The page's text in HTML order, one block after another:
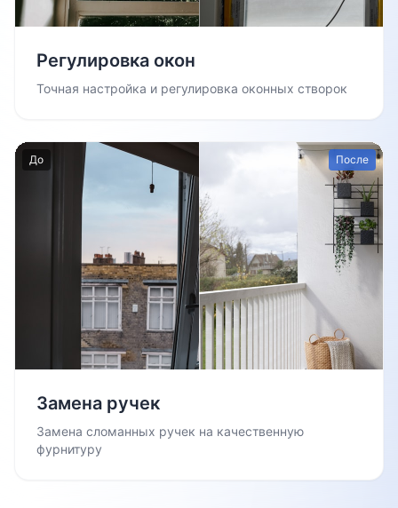
Регулировка окон
Точная настройка и регулировка оконных створок
До После
Замена ручек
Замена сломанных ручек на качественную
фурнитуру